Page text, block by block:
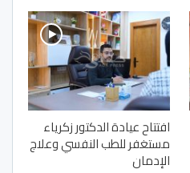
افتتاح عيادة الدكتور زكرياء
مستغفر للطب النفسي وعلاج
الإدمان